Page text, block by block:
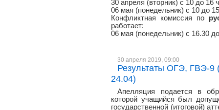
30 апреля (вторник) с 10 до 16
06 мая (понедельник) с 10 до
Конфликтная комиссия по
работает:
06 мая (понедельник) с 16.30
30 апреля 2019, 09:00
Результаты ОГЭ, ГВЭ-9
24.04)
Апелляция подается в
которой учащийся был
государственной (итоговой)